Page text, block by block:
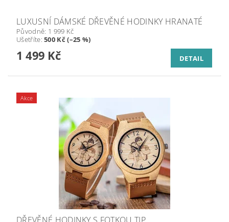
LUXUSNÍ DÁMSKÉ DŘEVĚNÉ HODINKY HRANATÉ
Původně: 1 999 Kč
Ušetříte:500 Kč (–25 %)
1 499 Kč DETAIL
Akce
DŘEVĚNÉ HODINKY S FOTKOU TIP